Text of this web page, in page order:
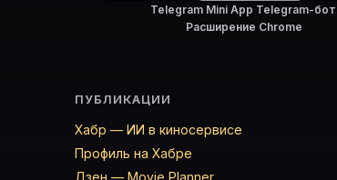
Telegram Mini App·Telegram-бот
Расширение Chrome
ПУБЛИКАЦИИ
Хабр — ИИ в киносервисе
Профиль на Хабре
Дзен — Movie Planner